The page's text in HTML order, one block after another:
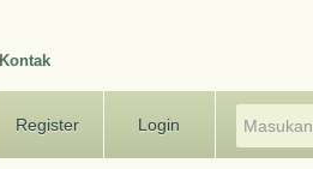
Kontak
Register Login